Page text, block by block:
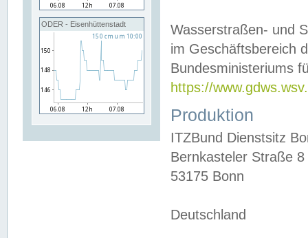
ODER - Eisenhüttenstadt
Wasserstraßen- und
im Geschäftsbereich
Bundesministeriums
https://
Produktion
ITZBund Dienstsitz
Bernkasteler Straße 8
53175 Bonn
Deutschland